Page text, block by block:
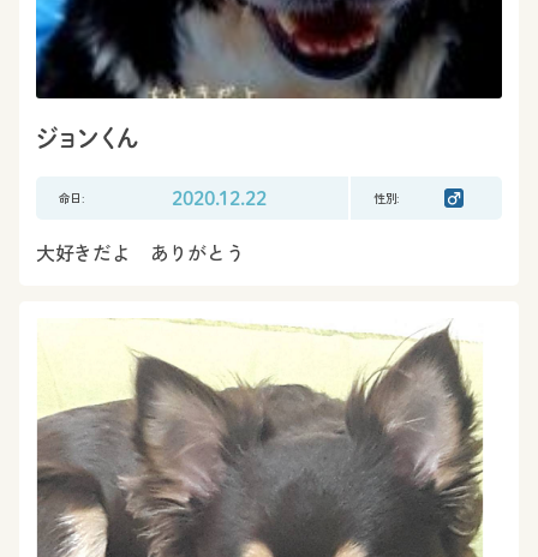
ジョンくん
命日: 2020.12.22 性別:
大好きだよ ありがとう